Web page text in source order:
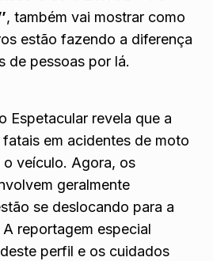
, também vai mostrar como
estão fazendo a diferença
de pessoas por lá.
Espetacular revela que a
em acidentes de moto
veículo. Agora, os
geralmente
se deslocando para a
reportagem especial
perfil e os cuidados